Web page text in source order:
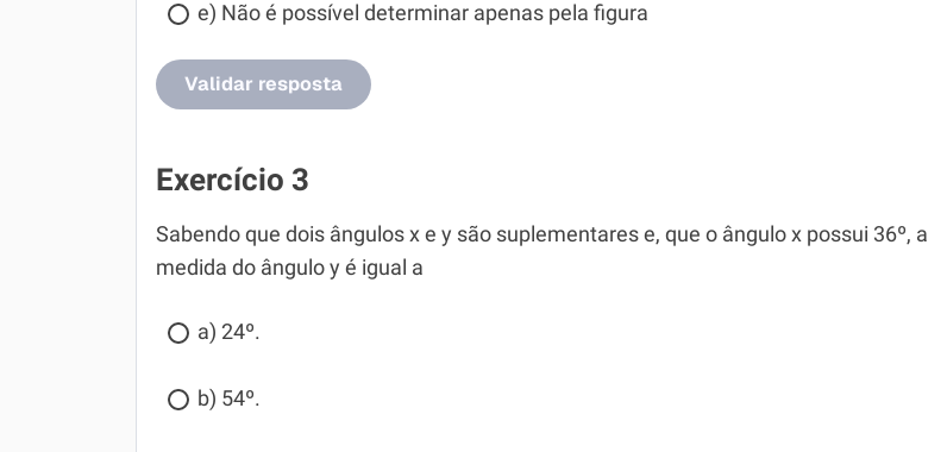
e) Não é possível determinar apenas pela figura
Validar resposta
Exercício 3
Sabendo que dois ângulos x e y são suplementares e, que o ângulo x possui 36º, a
medida do ângulo y é igual a
a) 24º.
b) 54º.